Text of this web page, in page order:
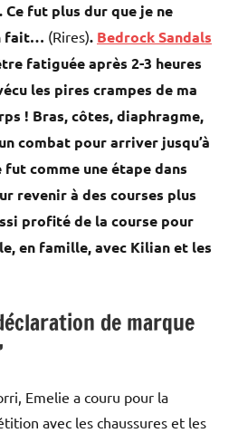
fut plus dur que je ne
fait… (Rires). Bedrock Sandals
fatiguée après 2-3 heures
les pires crampes de ma
! Bras, côtes, diaphragme,
combat pour arriver jusqu’à
comme une étape dans
revenir à des courses plus
profité de la course pour
en famille, avec Kilian et les
de marque
Emelie a couru pour la
avec les chaussures et les